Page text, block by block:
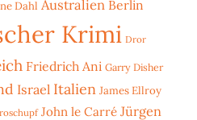
Dahl Australien Berlin
Krimi Dror
Friedrich Ani Garry Disher
Israel Italien James Ellroy
John le Carré Jürgen